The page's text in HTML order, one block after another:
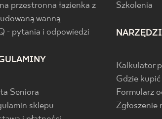
przestronna łazienka z
wanną
- pytania i odpowiedzi
Seniora
sklepu
Szkolenia
Kalkulator
Gdzie kupić
Formularz
Zgłoszenie